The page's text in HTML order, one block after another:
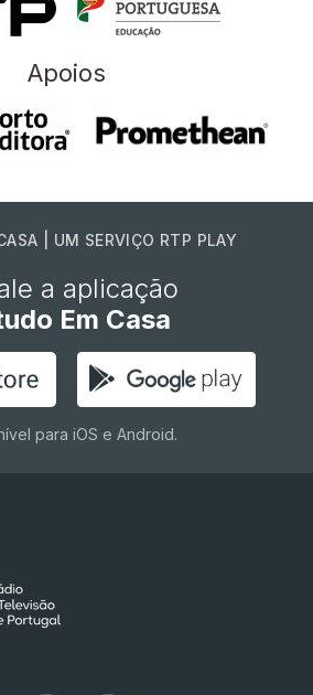
Apoios
| UM SERVIÇO RTP PLAY
a aplicação
Em Casa
para iOS e Android.